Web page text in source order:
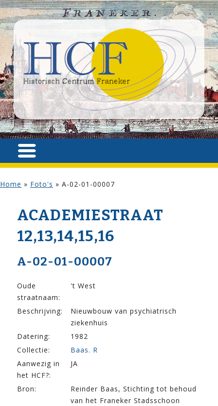
Home » Foto's » A-02-01-00007
ACADEMIE­STRAAT
12,13,14,15,16
A-02-01-00007
Oude
straatnaam:
't West
Beschrijving:
Nieuwbouw van psychiatrisch
ziekenhuis
Datering:
1982
Collectie:
Baas. R
Aanwezig in
het HCF?:
JA
Bron:
Reinder Baas, Stichting tot behoud
van het Franeker Stadsschoon